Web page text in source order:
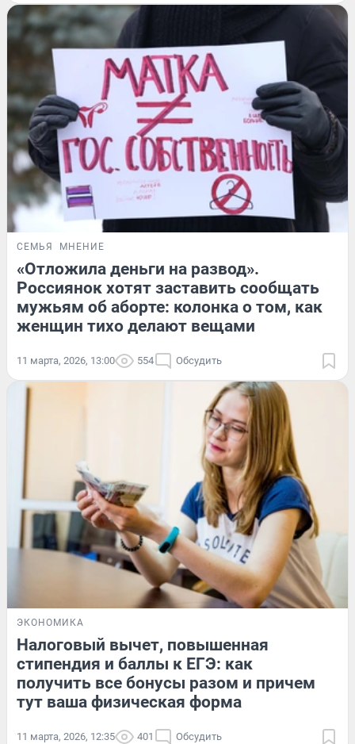
СЕМЬЯ МНЕНИЕ
«Отложила деньги на развод».
Россиянок хотят заставить сообщать
мужьям об аборте: колонка о том, как
женщин тихо делают вещами
11 марта, 2026, 13:00 554 Обсудить
ЭКОНОМИКА
Налоговый вычет, повышенная
стипендия и баллы к ЕГЭ: как
получить все бонусы разом и причем
тут ваша физическая форма
11 марта, 2026, 12:35 401 Обсудить